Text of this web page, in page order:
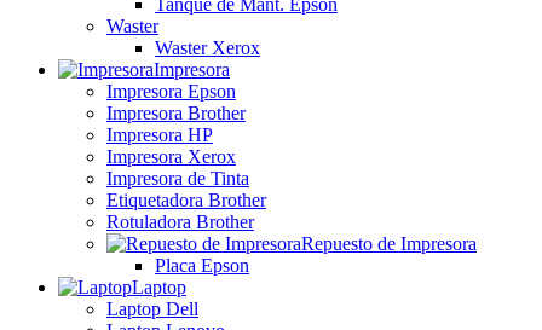
Tanque de Mant. Epson
Waster
Waster Xerox
Impresora
Impresora Epson
Impresora Brother
Impresora HP
Impresora Xerox
Impresora de Tinta
Etiquetadora Brother
Rotuladora Brother
Repuesto de Impresora
Placa Epson
Laptop
Laptop Dell